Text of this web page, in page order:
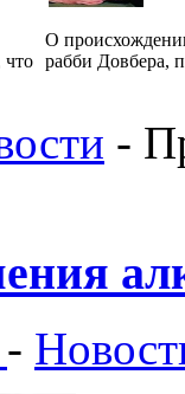
что
О
рабби Довбера,
-
-